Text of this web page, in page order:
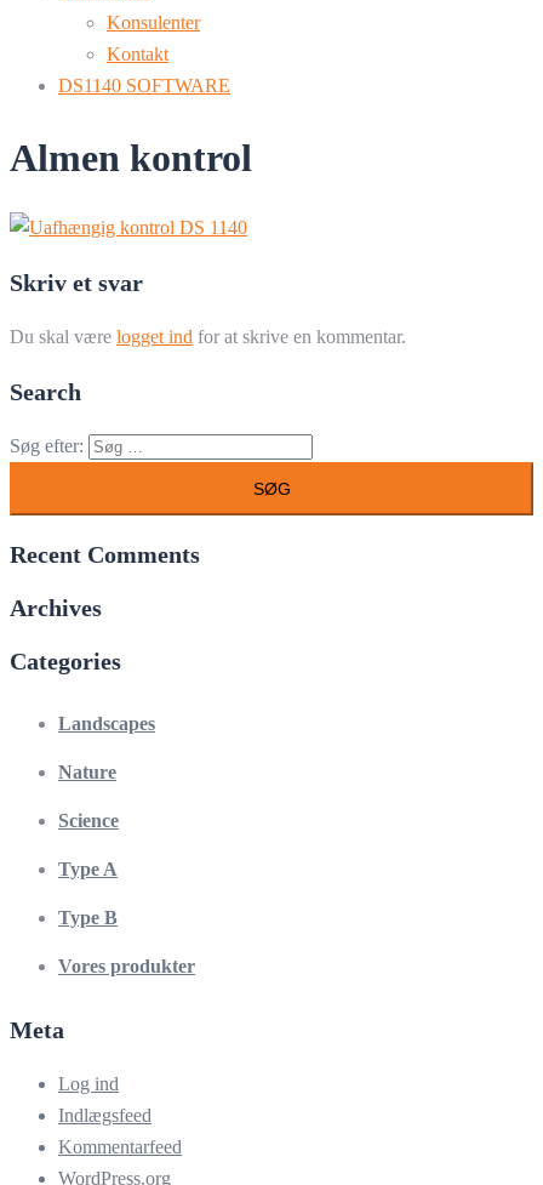
Konsulenter
Kontakt
DS1140 SOFTWARE
Almen kontrol
Skriv et svar
Du skal være logget ind for at skrive en kommentar.
Search
Søg efter:
Recent Comments
Archives
Categories
Landscapes
Nature
Science
Type A
Type B
Vores produkter
Meta
Log ind
Indlægsfeed
Kommentarfeed
WordPress.org